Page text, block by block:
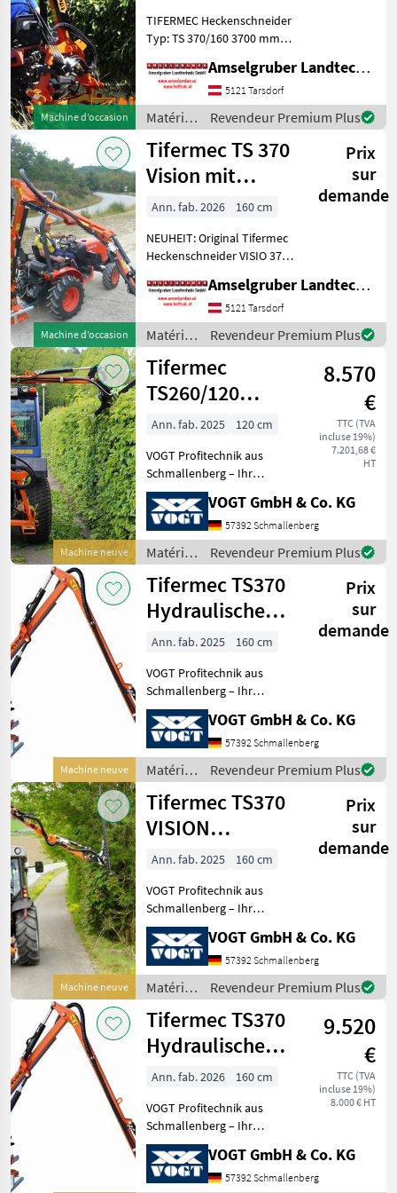
Machine d’occasion
TIFERMEC Heckenschneider
Typ: TS 370/160 3700 mm
Arbeitshöhe 1600 mm
Schnittbreite 180° hydr.
Kopfwinkelverstellung 30
mm max. Aststärke Bo
Amselgruber Landtechnik GmbH
5121 Tarsdorf
Matériels
pour
l’entretien
des
arbres /
Tifermec
Revendeur Premium Plus
Machine d’occasion
Tifermec TS 370
Vision mit
Prix
sur
demande
Ann. fab. 2026
160 cm
NEUHEIT: Original Tifermec
Heckenschneider VISIO 370.
Hydraulikzylinder zum
nach vorne schwenken der
Astschere. Ideal zum
ausschneiden hinter
Strommas
Amselgruber Landtechnik GmbH
5121 Tarsdorf
Matériels
pour
l’entretien
des
arbres /
Tifermec
Revendeur Premium Plus
Machine neuve
Tifermec
TS260/120
Heckenschneider
/Heckenschere
8.570
€
TTC (TVA
incluse 19%)
7.201,68 €
HT
Ann. fab. 2025
120 cm
VOGT Profitechnik aus
Schmallenberg – Ihr
führender Anbieter für
professionelle
Landschaftspflegetechnik =
Mehrere VOGT-Standorte +
100 Servicepartner in
Deutsch
VOGT GmbH & Co. KG
57392 Schmallenberg
Matériels
pour
l’entretien
des
arbres /
Tifermec
Revendeur Premium Plus
Machine neuve
Tifermec TS370
Hydraulische
Heckenschere
/Heckenschneider
Prix
sur
demande
Ann. fab. 2025
160 cm
VOGT Profitechnik aus
Schmallenberg – Ihr
führender Anbieter für
professionelle
Landschaftspflegetechnik =
Mehrere VOGT-Standorte +
100 Servicepartner in
Deutsch
VOGT GmbH & Co. KG
57392 Schmallenberg
Matériels
pour
l’entretien
des
arbres /
Tifermec
Revendeur Premium Plus
Machine neuve
Tifermec TS370
VISION
Heckenschere
/Heckenschneider
Prix
sur
demande
Ann. fab. 2025
160 cm
VOGT Profitechnik aus
Schmallenberg – Ihr
führender Anbieter für
professionelle
Landschaftspflegetechnik =
Mehrere VOGT-Standorte +
100 Servicepartner in
Deutsch
VOGT GmbH & Co. KG
57392 Schmallenberg
Matériels
pour
l’entretien
des
arbres /
Tifermec
Revendeur Premium Plus
Tifermec TS370
Hydraulische
Heckenschere
/Heckenschneider
9.520
€
TTC (TVA
incluse 19%)
8.000 € HT
Ann. fab. 2026
160 cm
VOGT Profitechnik aus
Schmallenberg – Ihr
führender Anbieter für
professionelle
Landschaftspflegetechnik =
VOGT GmbH & Co. KG
57392 Schmallenberg